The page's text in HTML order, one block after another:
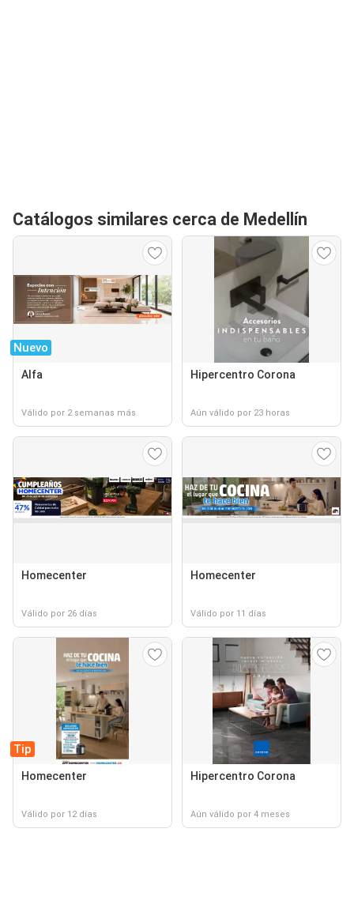
Catálogos similares cerca de Medellín
Nuevo
Alfa
Válido por 2 semanas más
Hipercentro Corona
Aún válido por 23 horas
Homecenter
Válido por 26 días
Homecenter
Válido por 11 días
Tip
Homecenter
Válido por 12 días
Hipercentro Corona
Aún válido por 4 meses